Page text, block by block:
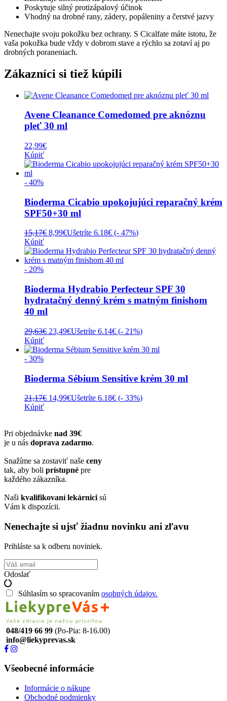
Poskytuje silný protizápalový účinok
Vhodný na drobné rany, zádery, popáleniny a čerstvé jazvy
Nenechajte svoju pokožku bez ochrany. S Cicalfate máte istotu, že
vaša pokožka bude vždy v dobrom stave a rýchlo sa zotaví aj po
drobných poraneniach.
Zákazníci si tiež kúpili
Avene Cleanance Comedomed pre aknóznu
pleť 30 ml
22,99€
Kúpiť
- 40%
Bioderma Cicabio upokojujúci reparačný krém
SPF50+30 ml
15,17€ Pôvodná
bola:
15,17€.
8,99€Aktuálna
je:
8,99€.
Ušetríte 6.18€ (- 47%)
Kúpiť
- 20%
Bioderma Hydrabio Perfecteur SPF 30
hydratačný denný krém s matným finishom
40 ml
29,63€ Pôvodná
bola:
23,49€Aktuálna
je:
Ušetríte 6.14€ (- 21%)
Kúpiť
- 30%
Bioderma Sébium Sensitive krém 30 ml
21,17€ Pôvodná
14,99€Aktuálna
Ušetríte 6.18€ (- 33%)
Kúpiť
Pri objednávke nad 39€
je u nás doprava zadarmo.
Snažíme sa zostaviť naše ceny
tak, aby boli prístupné pre
každého zákazníka.
Naši kvalifikovaní lekárnici sú
Vám k dispozícii.
Nenechajte si ujsť žiadnu novinku ani zľavu
Prihláste sa k odberu noviniek.
Odoslať
Súhlasím so spracovaním osobných údajov.
048/419 66 99 (Po-Pia: 8-16.00)
info@liekyprevas.sk
Všeobecné informácie
Informácie o nákupe
Obchodné podmienky